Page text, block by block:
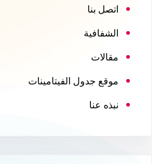
اتصل بنا
الشفافية
مقالات
موقع جدول الفيتامينات
نبذه عنا